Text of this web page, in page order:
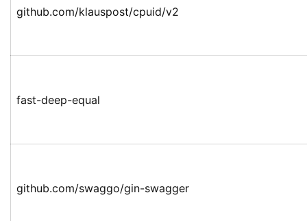
github.com/klauspost/cpuid/v2
fast-deep-equal
github.com/swaggo/gin-swagger